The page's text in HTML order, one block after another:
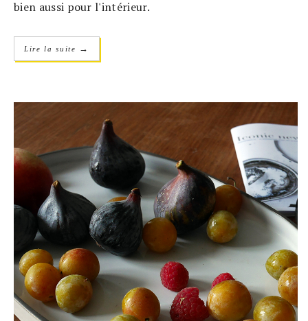
bien aussi pour l'intérieur.
Lire la suite →